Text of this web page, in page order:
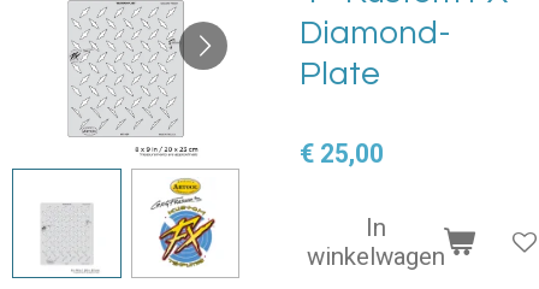
Diamond-
Plate
€ 25,00
In
winkelwagen